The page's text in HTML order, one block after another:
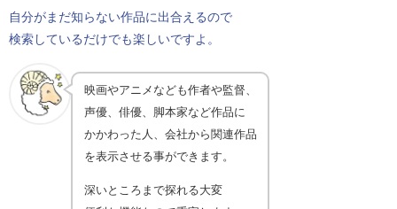
自分がまだ知らない作品に出合えるので
検索しているだけでも楽しいですよ。
映画やアニメなども作者や監督、
声優、俳優、脚本家など作品に
かかわった人、会社から関連作品
を表示させる事ができます。
深いところまで探れる大変